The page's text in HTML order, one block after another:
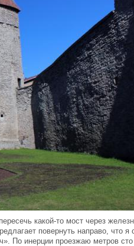
какой-то мост через
повернуть направо, что
По инерции проезжаю метров